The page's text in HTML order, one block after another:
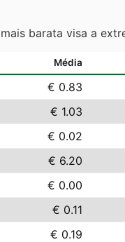
barata visa a
Média
€ 0.83
€ 1.03
€ 0.02
€ 6.20
€ 0.00
€ 0.11
€ 0.19